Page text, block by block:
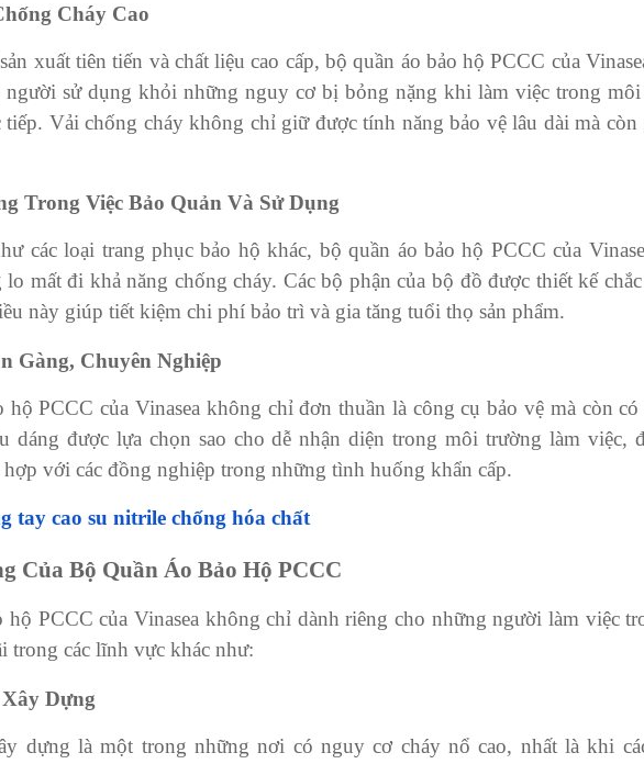
Cháy Cao
xuất tiên tiến và chất liệu cao cấp, bộ quần áo bảo hộ PCCC của
người sử dụng khỏi những nguy cơ bị bỏng nặng khi làm việc trong
Vải chống cháy không chỉ giữ được tính năng bảo vệ lâu dài mà còn
Trong Việc Bảo Quản Và Sử Dụng
các loại trang phục bảo hộ khác, bộ quần áo bảo hộ PCCC của
mất đi khả năng chống cháy. Các bộ phận của bộ đồ được thiết kế
này giúp tiết kiệm chi phí bảo trì và gia tăng tuổi thọ sản phẩm.
Gàng, Chuyên Nghiệp
hộ PCCC của Vinasea không chỉ đơn thuần là công cụ bảo vệ mà còn
dáng được lựa chọn sao cho dễ nhận diện trong môi trường làm việc,
với các đồng nghiệp trong những tình huống khẩn cấp.
tay cao su nitrile chống hóa chất
Của Bộ Quần Áo Bảo Hộ PCCC
hộ PCCC của Vinasea không chỉ dành riêng cho những người làm việc
trong các lĩnh vực khác như:
Dựng
dựng là một trong những nơi có nguy cơ cháy nổ cao, nhất là khi